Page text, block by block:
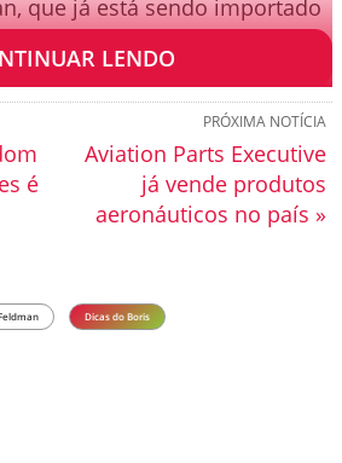
que já está sendo importado
LENDO
PRÓXIMA NOTÍCIA
Aviation Parts Executive
já vende produtos
aeronáuticos no país »
é
Dicas do Boris